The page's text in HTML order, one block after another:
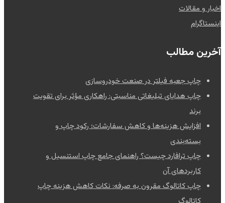
اخبار و مقالات
اینستاگرام
آخرین مطالب
چاپ جعبه فیلتر در صنعت خودروسازی
چاپ هدایای تبلیغاتی مناسبتی: راهکاری مؤثر برای تقویت
برند
افزایش هزینه‌ها و کاهش سفارشات؛ رکود چاپ و
بسته‌بندی
چاپ ترافارد چیست؟ راهنمای جامع چاپ استنسیل و
کاربردهای آن
چاپ کاتالوگ مقرون به صرفه: نکات کاهش هزینه چاپ